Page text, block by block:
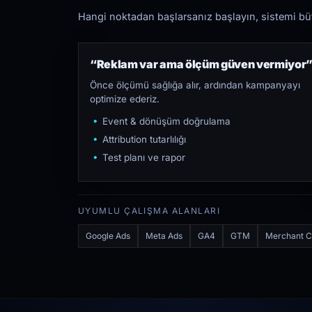
Hangi noktadan başlarsanız başlayın, sistemi
“Reklam var ama ölçüm güven
Önce ölçümü sağlığa alır, ardından kampanyayı
optimize ederiz.
Event & dönüşüm doğrulama
Attribution tutarlılığı
Test planı ve rapor
UYUMLU ÇALIŞMA ALANLARI
Google Ads Meta Ads GA4 GTM Merchant